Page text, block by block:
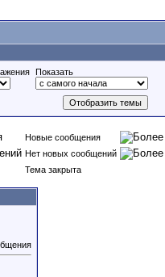
Показать
Новые сообщения
Нет новых сообщений
Тема закрыта